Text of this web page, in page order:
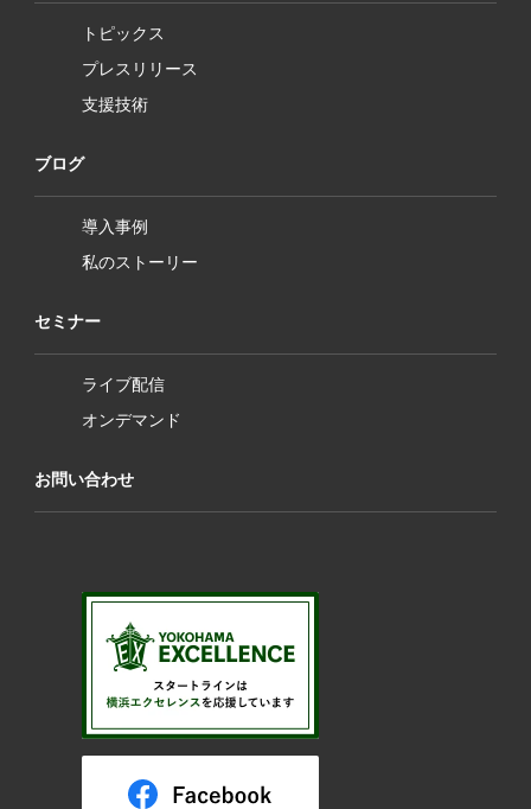
トピックス
プレスリリース
支援技術
ブログ
導入事例
私のストーリー
セミナー
ライブ配信
オンデマンド
お問い合わせ